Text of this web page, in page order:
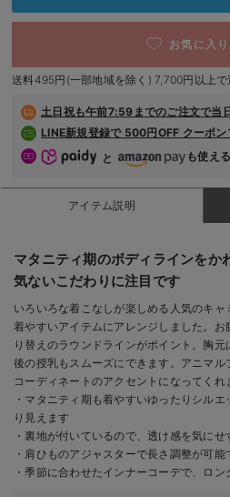
デロンギ
入院準備の持ち物チェック
お気に入
送料495円(一部地域を除く) 7,700円以上で
土日祝も午前7:59までのご注文で当
LINE新規登録で 500円OFF クーポン
と
も使える
アイテム説明
マタニティ期のボディラインをか
気ないこだわりに注目です
いろいろな着こなしが楽しめる人気のキ
着やすいアイテムにアレンジしました。
り替えのラウンドラインがポイント。胸
後の授乳もスムーズにできます。アニマ
コーディネートのアクセントになってくれ
・マタニティ期も着やすいゆったりシル
り見えます
・裏地が付いているので、透け感を気にせ
・肩ひものアジャスターで長さ調整が可能
・季節に合わせたインナーコーデで、ロ